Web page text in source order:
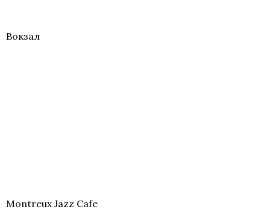
Вокзал
Montreux Jazz Cafe